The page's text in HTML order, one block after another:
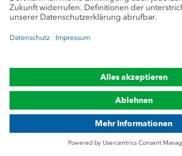
Salzkumpel folgen
Die Social Media Wall
geladen werden. Bitte
die Cookies und laden Sie die